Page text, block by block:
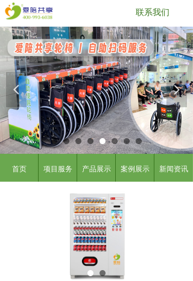
联系我们
넳 넲
首页 项目服务 产品展示 案例展示 新闻资讯